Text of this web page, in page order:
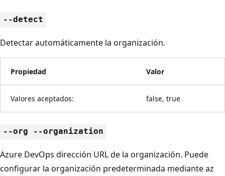
--detect
Detectar automáticamente la organización.
Propiedad Valor
Valores aceptados: false, true
--org --organization
Azure DevOps dirección URL de la organización. Puede
configurar la organización predeterminada mediante az